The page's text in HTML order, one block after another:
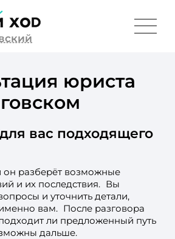
юриста
вас подходящего
он разберёт возможные
и их последствия. Вы
и уточнить детали,
вам. После разговора
ли предложенный путь
дальше.